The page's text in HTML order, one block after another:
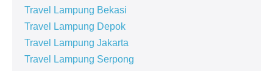
Travel Lampung Bekasi
Travel Lampung Depok
Travel Lampung Jakarta
Travel Lampung Serpong